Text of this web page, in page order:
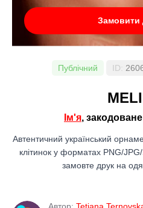
Замовити
Публічний ID:
Ім'я,
Автентичний український
клітинок у форматах PNG/
замовте друк на
Автор: Tetiana